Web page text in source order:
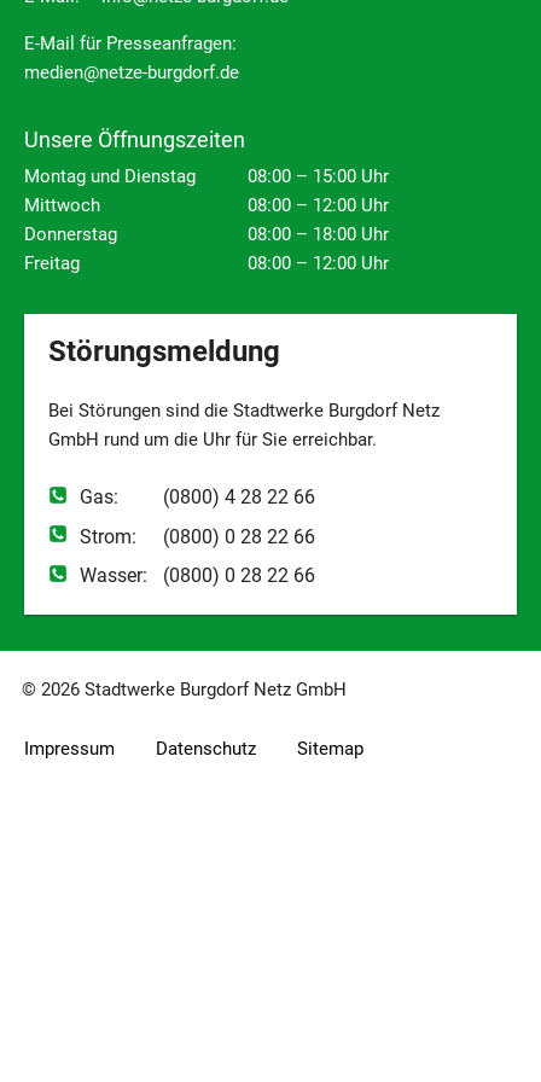
E-Mail für Presseanfragen:
medien@netze-burgdorf.de
Unsere Öffnungszeiten
Montag und Dienstag
08:00 – 15:00 Uhr
Mittwoch
08:00 – 12:00 Uhr
Donnerstag
08:00 – 18:00 Uhr
Freitag
08:00 – 12:00 Uhr
Störungsmeldung
Bei Störungen sind die Stadtwerke Burgdorf Netz
GmbH rund um die Uhr für Sie erreichbar.
Gas:
(0800) 4 28 22 66
Strom:
(0800) 0 28 22 66
Wasser:
(0800) 0 28 22 66
© 2026 Stadtwerke Burgdorf Netz GmbH
Impressum Datenschutz Sitemap